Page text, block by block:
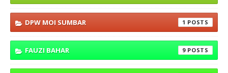
DPW MOI SUMBAR 1
FAUZI BAHAR 9